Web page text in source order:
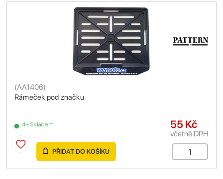
Rámeček pod značku
(AA1406)
4+ Skladem 55 Kč
včetně DPH
PŘIDAT DO KOŠÍKU